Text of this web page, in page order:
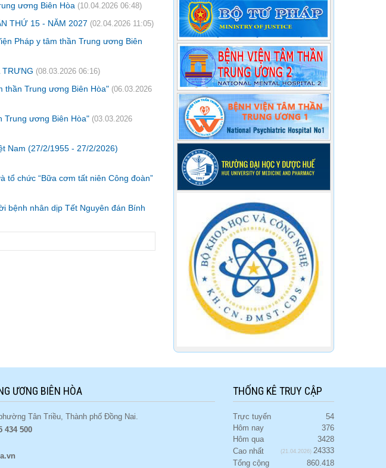
ương Biên Hòa (10.04.2026 06:48)
THỨ 15 - NĂM 2027 (02.04.2026 11:05)
Pháp y tâm thần Trung ương Biên
TRƯNG (08.03.2026 06:16)
thần Trung ương Biên Hòa" (06.03.2026
Trung ương Biên Hòa" (03.03.2026
Nam (27/2/1955 - 27/2/2026)
tổ chức “Bữa cơm tất niên Công đoàn”
bệnh nhân dịp Tết Nguyên đán Bính
ƯƠNG BIÊN HÒA
Tân Triều, Thành phố Đồng Nai.
434 500
THỐNG KÊ TRUY CẬP
Trực tuyến
54
Hôm nay
376
Hôm qua
3428
Cao nhất
(21.04.2026) 24333
Tổng cộng
860.418